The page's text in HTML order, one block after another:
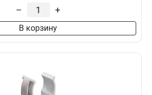
– +
В корзину